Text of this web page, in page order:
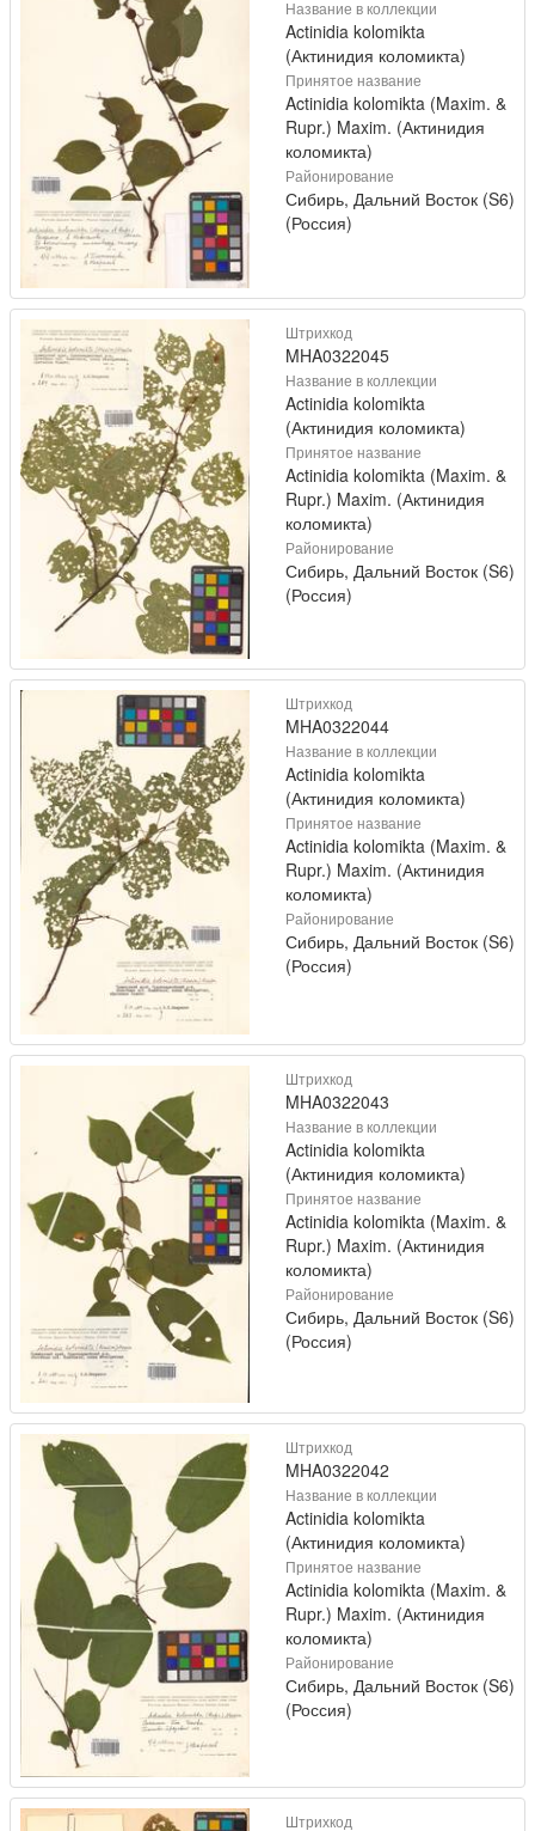
Название в коллекции
Actinidia kolomikta
(Актинидия коломикта)
Принятое название
Actinidia kolomikta (Maxim. &
Rupr.) Maxim. (Актинидия
коломикта)
Районирование
Сибирь, Дальний Восток (S6)
(Россия)
Штрихкод
MHA0322045
Название в коллекции
Actinidia kolomikta
(Актинидия коломикта)
Принятое название
Actinidia kolomikta (Maxim. &
Rupr.) Maxim. (Актинидия
коломикта)
Районирование
Сибирь, Дальний Восток (S6)
(Россия)
Штрихкод
MHA0322044
Название в коллекции
Actinidia kolomikta
(Актинидия коломикта)
Принятое название
Actinidia kolomikta (Maxim. &
Rupr.) Maxim. (Актинидия
коломикта)
Районирование
Сибирь, Дальний Восток (S6)
(Россия)
Штрихкод
MHA0322043
Название в коллекции
Actinidia kolomikta
(Актинидия коломикта)
Принятое название
Actinidia kolomikta (Maxim. &
Rupr.) Maxim. (Актинидия
коломикта)
Районирование
Сибирь, Дальний Восток (S6)
(Россия)
Штрихкод
MHA0322042
Название в коллекции
Actinidia kolomikta
(Актинидия коломикта)
Принятое название
Actinidia kolomikta (Maxim. &
Rupr.) Maxim. (Актинидия
коломикта)
Районирование
Сибирь, Дальний Восток (S6)
(Россия)
Штрихкод